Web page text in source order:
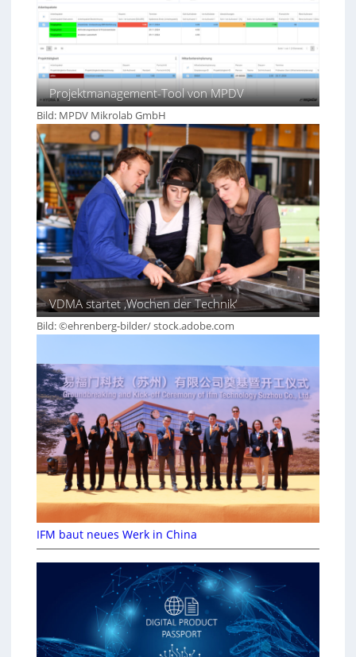
0
Projektmanagement-Tool von MPDV
Bild: MPDV Mikrolab GmbH
VDMA startet ‚Wochen der Technik‘
Bild: ©ehrenberg-bilder/ stock.adobe.com
IFM baut neues Werk in China